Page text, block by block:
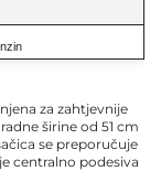
za zahtjevnije
širine od 51 cm
se preporučuje
centralno podesiva